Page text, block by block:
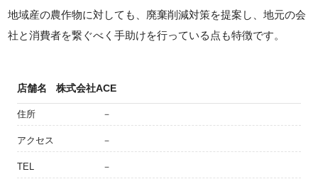
地域産の農作物に対しても、廃棄削減対策を提案し、地元の会
社と消費者を繋ぐべく手助けを行っている点も特徴です。
店舗名 株式会社ACE
住所 －
アクセス －
TEL －